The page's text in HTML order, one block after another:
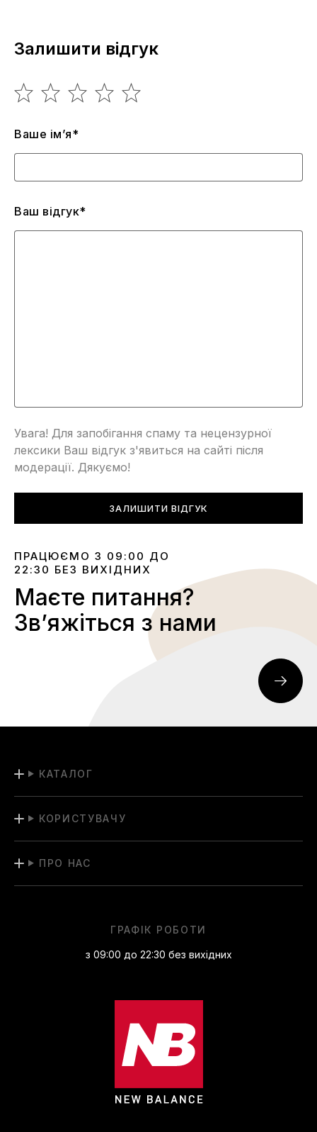
Залишити відгук
Ваше ім’я*
Ваш відгук*
Увага! Для запобігання спаму та нецензурної
лексики Ваш відгук з'явиться на сайті після
модерації. Дякуємо!
ЗАЛИШИТИ ВІДГУК
ПРАЦЮЄМО З 09:00 ДО
22:30 БЕЗ ВИХІДНИХ
Маєте питання?
Звʼяжіться з нами
КАТАЛОГ
КОРИСТУВАЧУ
ПРО НАС
ГРАФІК РОБОТИ
з 09:00 до 22:30 без вихідних